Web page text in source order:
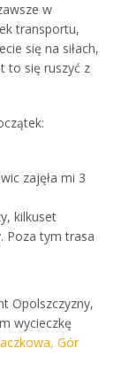
w
transportu,
się na siłach,
to się ruszyć z
zajęła mi 3
kilkuset
Poza tym trasa
Opolszczyzny,
wycieczkę
Gór